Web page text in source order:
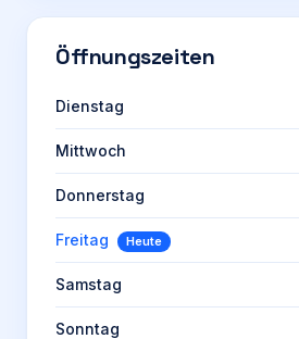
Öffnungszeiten
Dienstag
Mittwoch
Donnerstag
Freitag Heute
Samstag
Sonntag